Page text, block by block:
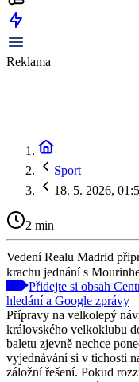
Reklama
Sport
18. 5. 2026,
2 min
Vedení Realu Madrid
krachu jednání s
Přidejte si obsah
hledání a Google zprávy
Přípravy na velkolepý
královského velkoklubu
baletu zjevně nechce
vyjednávání si v tichosti
záložní řešení. Pokud